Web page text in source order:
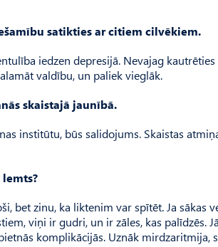
satikties ar citiem cilvēkiem.
iedzen depresijā. Nevajag
valdību, un paliek vieglāk.
skaistajā jaunībā.
institūtu, būs salidojums. Skaistas
bet zinu, ka liktenim var spītēt. Ja sākas
viņi ir gudri, un ir zāles, kas palīdzēs.
komplikācijās. Uznāk mirdz­aritmija,